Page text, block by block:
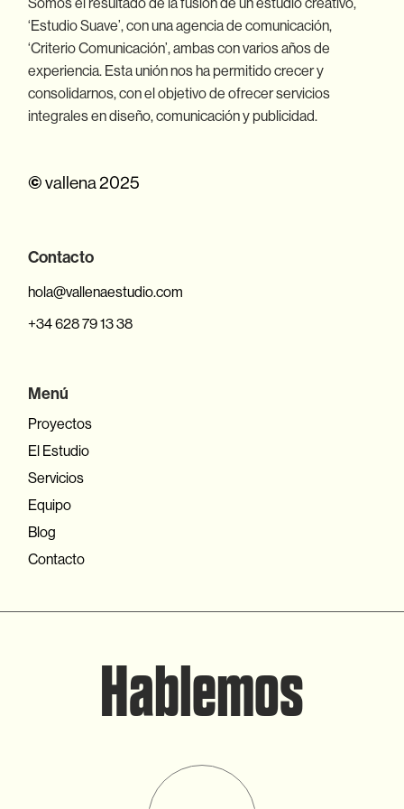
‘Estudio Suave’, con una agencia de comunicación,
‘Criterio Comunicación’, ambas con varios años de
experiencia. Esta unión nos ha permitido crecer y
consolidarnos, con el objetivo de ofrecer servicios
integrales en diseño, comunicación y publicidad.
©vallena 2025
Contacto
hola@vallenaestudio.com
+34 628 79 13 38
Menú
Proyectos
El Estudio
Servicios
Equipo
Blog
Contacto
Habemos